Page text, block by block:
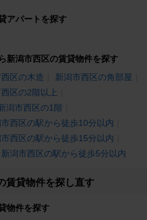
アパートを探す
新潟市西区の賃貸物件を探す
区の木造
新潟市西区の角部屋
区の2階以上
潟市西区の1階
西区の駅から徒歩10分以内
西区の駅から徒歩15分以内
新潟市西区の駅から徒歩5分以内
賃貸物件を探し直す
物件を探す